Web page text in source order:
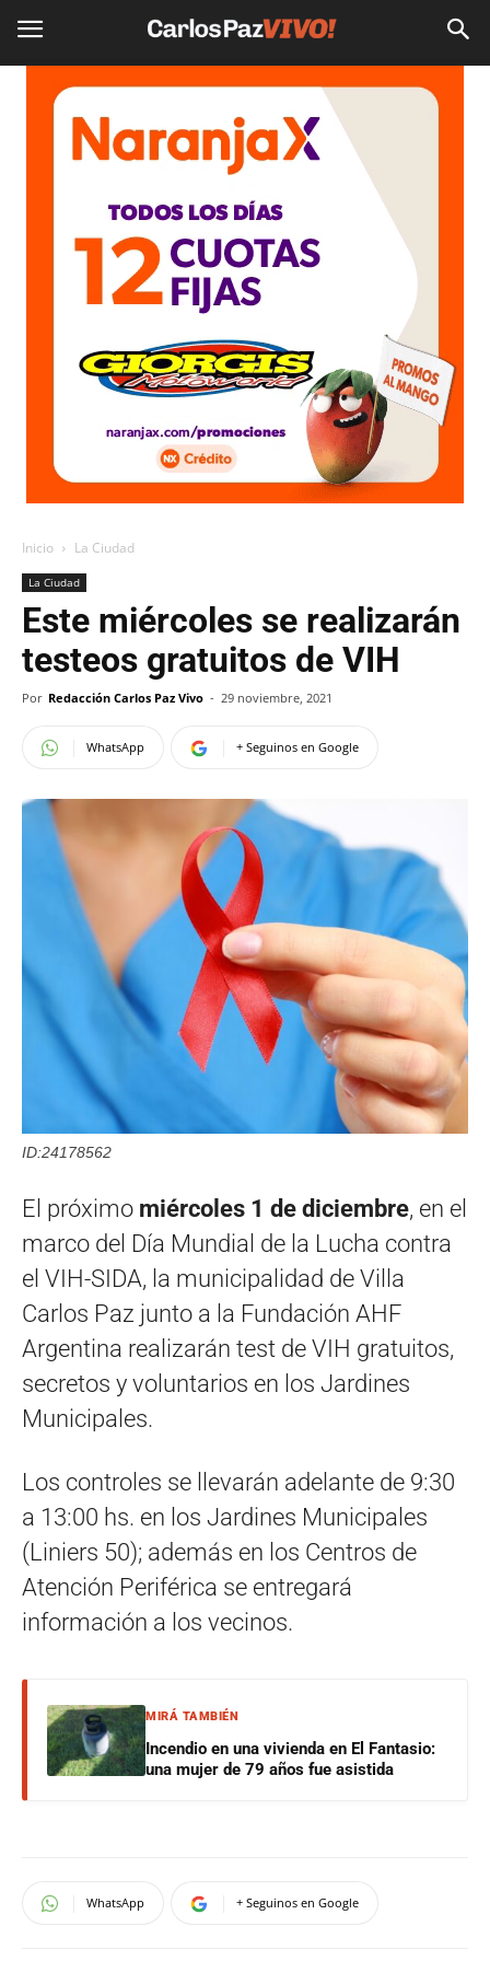
Inicio La Ciudad
La Ciudad
Este miércoles se realizarán
testeos gratuitos de VIH
Por Redacción Carlos Paz Vivo - 29 noviembre, 2021
WhatsApp + Seguinos en Google
ID:24178562
El próximo miércoles 1 de diciembre, en el
marco del Día Mundial de la Lucha contra
el VIH-SIDA, la municipalidad de Villa
Carlos Paz junto a la Fundación AHF
Argentina realizarán test de VIH gratuitos,
secretos y voluntarios en los Jardines
Municipales.
Los controles se llevarán adelante de 9:30
a 13:00 hs. en los Jardines Municipales
(Liniers 50); además en los Centros de
Atención Periférica se entregará
información a los vecinos.
MIRÁ TAMBIÉN
Incendio en una vivienda en El Fantasio:
una mujer de 79 años fue asistida
WhatsApp + Seguinos en Google